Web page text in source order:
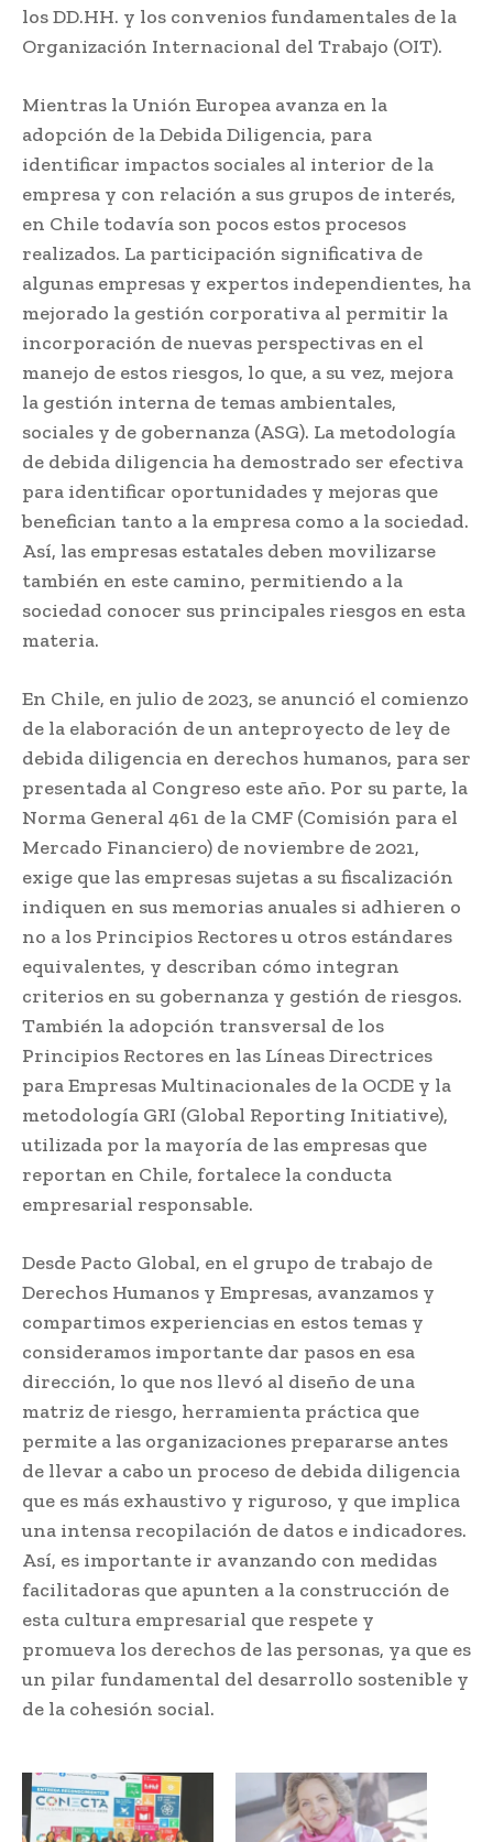
los DD.HH. y los convenios fundamentales de la
Organización Internacional del Trabajo (OIT).
Mientras la Unión Europea avanza en la
adopción de la Debida Diligencia, para
identificar impactos sociales al interior de la
empresa y con relación a sus grupos de interés,
en Chile todavía son pocos estos procesos
realizados. La participación significativa de
algunas empresas y expertos independientes, ha
mejorado la gestión corporativa al permitir la
incorporación de nuevas perspectivas en el
manejo de estos riesgos, lo que, a su vez, mejora
la gestión interna de temas ambientales,
sociales y de gobernanza (ASG). La metodología
de debida diligencia ha demostrado ser efectiva
para identificar oportunidades y mejoras que
benefician tanto a la empresa como a la sociedad.
Así, las empresas estatales deben movilizarse
también en este camino, permitiendo a la
sociedad conocer sus principales riesgos en esta
materia.
En Chile, en julio de 2023, se anunció el comienzo
de la elaboración de un anteproyecto de ley de
debida diligencia en derechos humanos, para ser
presentada al Congreso este año. Por su parte, la
Norma General 461 de la CMF (Comisión para el
Mercado Financiero) de noviembre de 2021,
exige que las empresas sujetas a su fiscalización
indiquen en sus memorias anuales si adhieren o
no a los Principios Rectores u otros estándares
equivalentes, y describan cómo integran
criterios en su gobernanza y gestión de riesgos.
También la adopción transversal de los
Principios Rectores en las Líneas Directrices
para Empresas Multinacionales de la OCDE y la
metodología GRI (Global Reporting Initiative),
utilizada por la mayoría de las empresas que
reportan en Chile, fortalece la conducta
empresarial responsable.
Desde Pacto Global, en el grupo de trabajo de
Derechos Humanos y Empresas, avanzamos y
compartimos experiencias en estos temas y
consideramos importante dar pasos en esa
dirección, lo que nos llevó al diseño de una
matriz de riesgo, herramienta práctica que
permite a las organizaciones prepararse antes
de llevar a cabo un proceso de debida diligencia
que es más exhaustivo y riguroso, y que implica
una intensa recopilación de datos e indicadores.
Así, es importante ir avanzando con medidas
facilitadoras que apunten a la construcción de
esta cultura empresarial que respete y
promueva los derechos de las personas, ya que es
un pilar fundamental del desarrollo sostenible y
de la cohesión social.